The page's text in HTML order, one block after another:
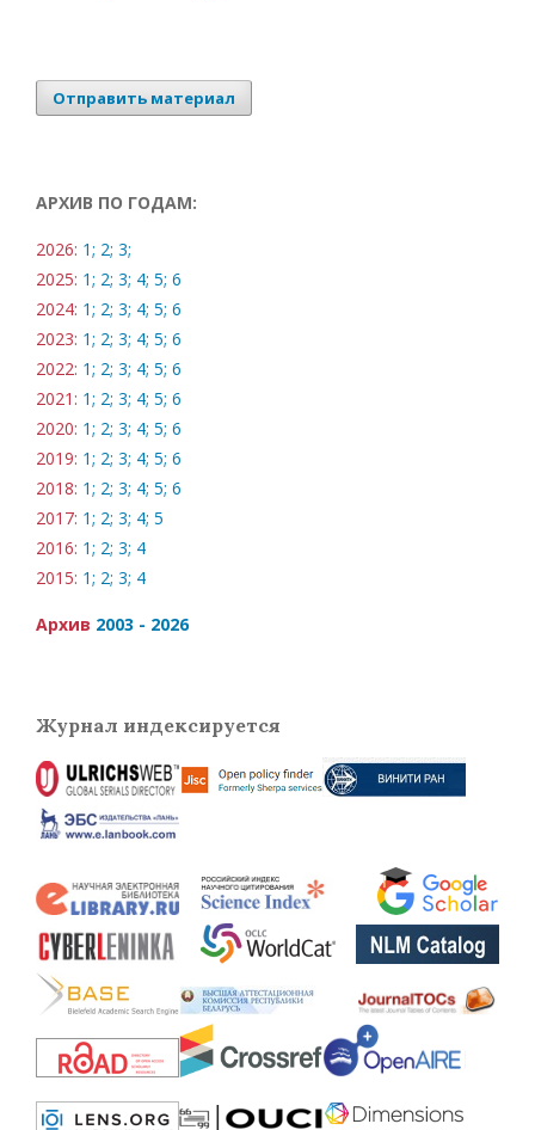
Отправить материал
АРХИВ ПО ГОДАМ:
2026: 1; 2; 3;
2025: 1; 2; 3; 4; 5; 6
2024: 1; 2; 3; 4; 5; 6
2023: 1; 2; 3; 4; 5; 6
2022: 1; 2; 3; 4; 5; 6
2021: 1; 2; 3; 4; 5; 6
2020: 1; 2; 3; 4; 5; 6
2019: 1; 2; 3; 4; 5; 6
2018: 1; 2; 3; 4; 5; 6
2017: 1; 2; 3; 4; 5
2016: 1; 2; 3; 4
2015: 1; 2; 3; 4
Архив 2003 - 2026
Журнал индексируется